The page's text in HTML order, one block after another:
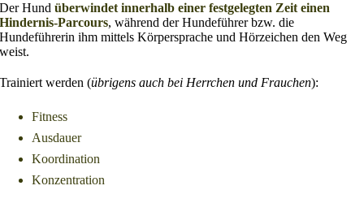
Der Hundüberwindet innerhalb einer festgelegten Zeit einen
Hindernis-Parcours, während der Hundeführer bzw. die
Hundeführerin ihm mittels Körpersprache und Hörzeichen den Weg
weist.
Trainiert werden (übrigens auch bei Herrchen und Frauchen):
Fitness
Ausdauer
Koordination
Konzentration